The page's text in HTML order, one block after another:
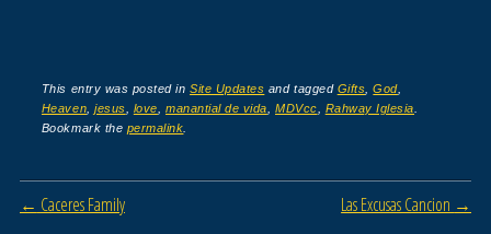
This entry was posted inSite Updates and tagged Gifts ,God,
Heaven ,jesus love manantial de vida MDVcc Rahway Iglesia
Bookmark the permalink
Post navigation
← Caceres Family Las Excusas Cancion →